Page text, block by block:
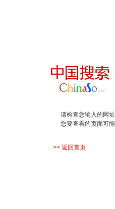
请检查您输入的网址
您要查看的页面可
>> 返回首页